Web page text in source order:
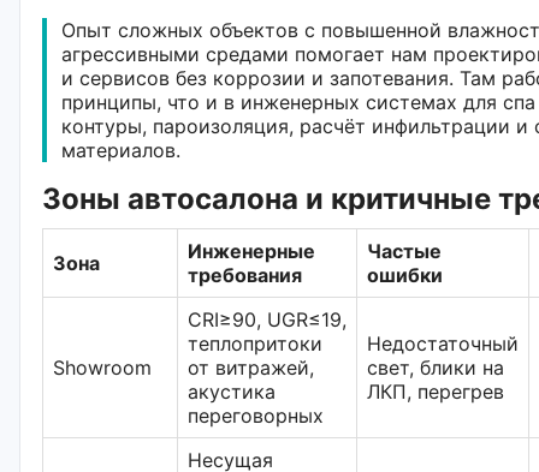
Опыт сложных объектов с повышенной
агрессивными средами помогает нам
и сервисов без коррозии и запотевания. Там
принципы, что и в инженерных системах для
контуры, пароизоляция, расчёт инфильтрации и
материалов.
Зоны автосалона и критичные
Зона
Инженерные
требования
Частые
ошибки
Showroom
CRI≥90, UGR≤19,
теплопритоки
от витражей,
акустика
переговорных
Недостаточный
свет, блики на
ЛКП, перегрев
Несущая